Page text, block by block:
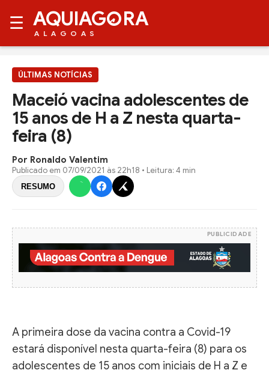
☰ AQUIAG RA
ALAGOAS
ÚLTIMAS NOTÍCIAS
Maceió vacina adolescentes de
15 anos de H a Z nesta quarta-
feira (8)
Por Ronaldo Valentim
Publicado em 07/09/2021 às 22h18 • Leitura: 4 min
RESUMO
PUBLICIDADE
A primeira dose da vacina contra a Covid-19
estará disponível nesta quarta-feira (8) para os
adolescentes de 15 anos com iniciais de H a Z e